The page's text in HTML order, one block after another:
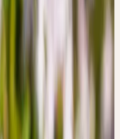
maigres ; sols